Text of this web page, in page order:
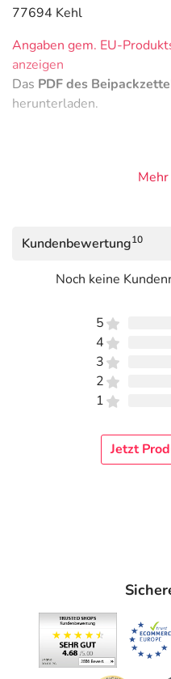
77694 Kehl
Angaben gem. EU-
anzeigen
Das PDF des
herunterladen.
Kundenbewertung10
Noch keine
5
4
3
2
1
Jetzt